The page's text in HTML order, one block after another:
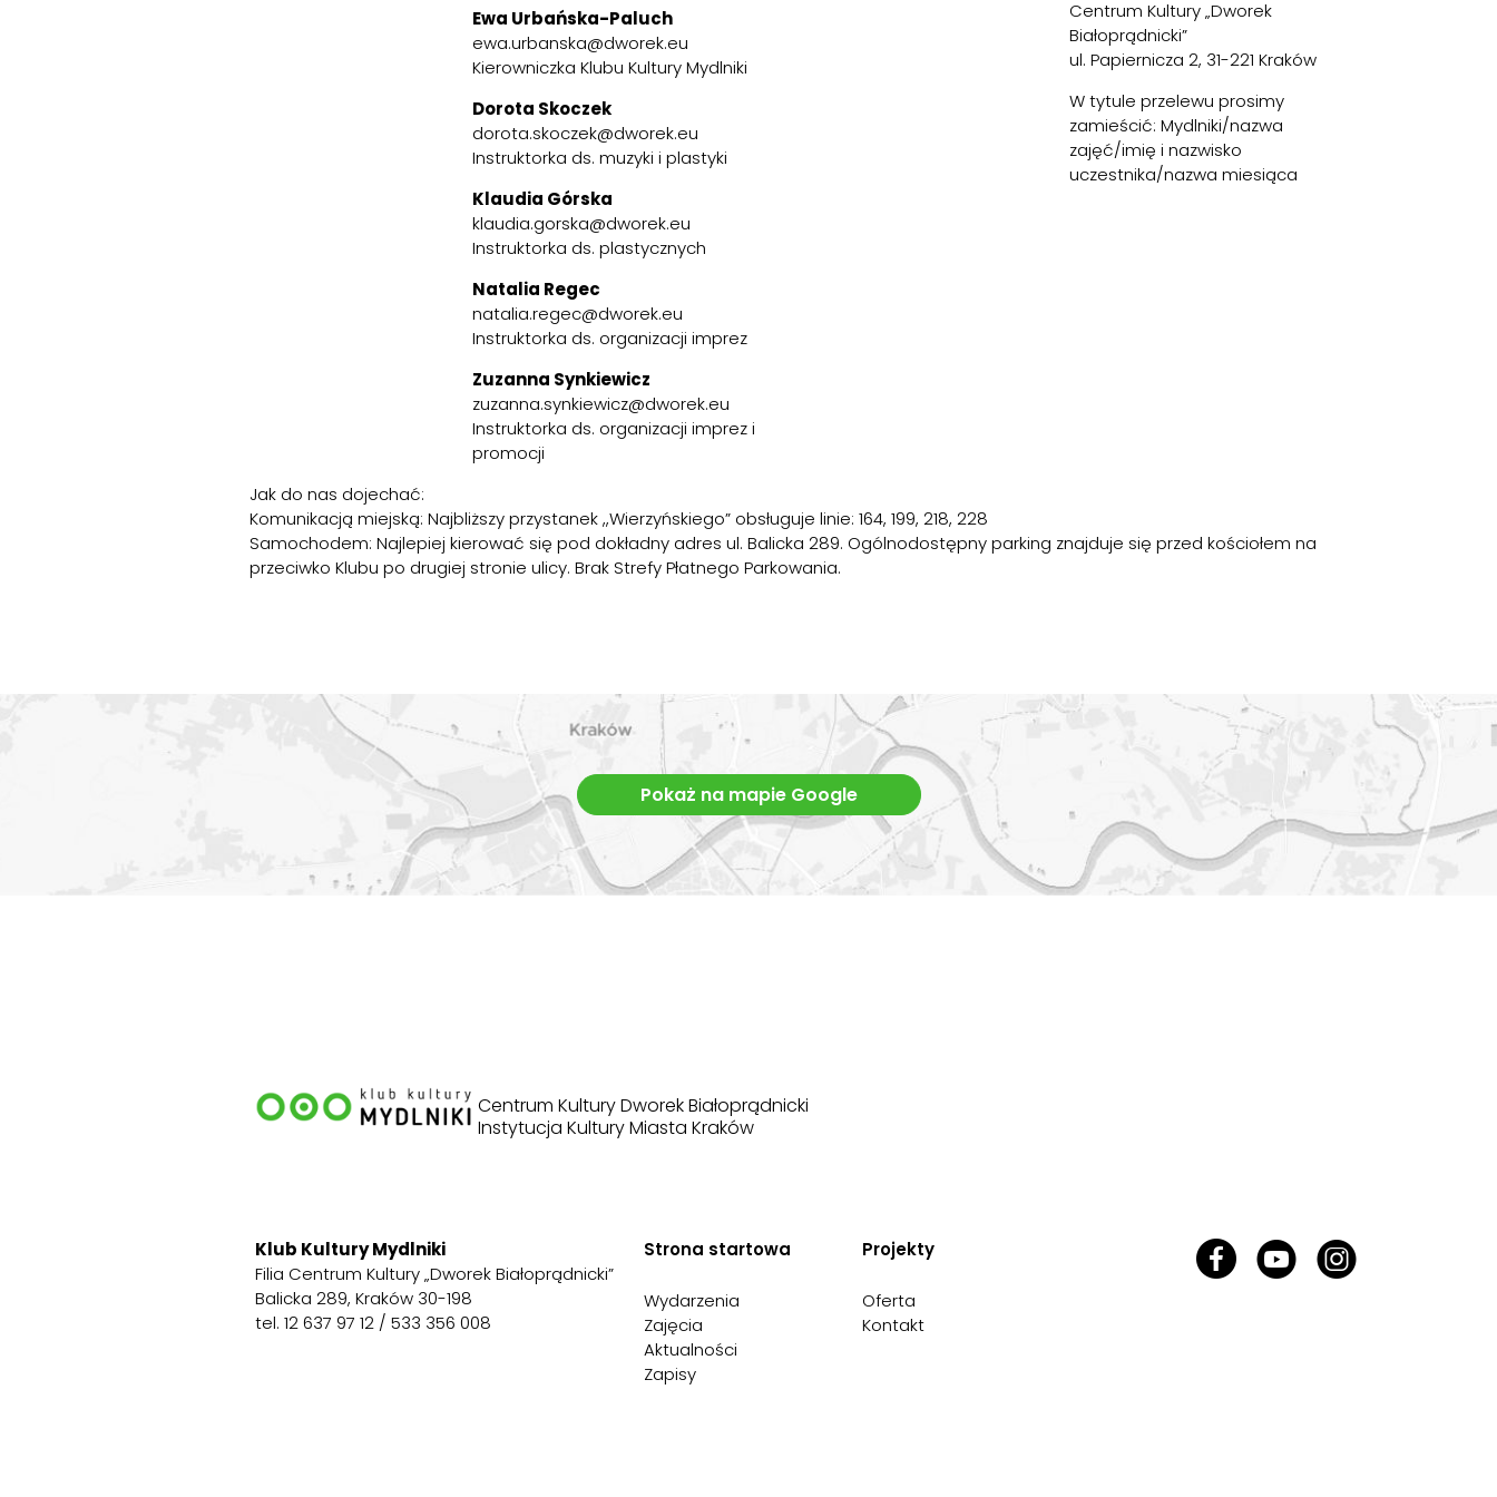
Ewa Urbańska-Paluch
ewa.urbanska@dworek.eu
Kierowniczka Klubu Kultury Mydlniki
Dorota Skoczek
dorota.skoczek@dworek.eu
Instruktorka ds. muzyki i plastyki
Klaudia Górska
klaudia.gorska@dworek.eu
Instruktorka ds. plastycznych
Natalia Regec
natalia.regec@dworek.eu
Instruktorka ds. organizacji imprez
Zuzanna Synkiewicz
zuzanna.synkiewicz@dworek.eu
Instruktorka ds. organizacji imprez i
promocji
Centrum Kultury „Dworek
Białoprądnicki”
ul. Papiernicza 2, 31-221 Kraków
W tytule przelewu prosimy
zamieścić: Mydlniki/nazwa
zajęć/imię i nazwisko
uczestnika/nazwa miesiąca
Jak do nas dojechać:
Komunikacją miejską: Najbliższy przystanek ,,Wierzyńskiego” obsługuje linie: 164, 199, 218, 228
Samochodem: Najlepiej kierować się pod dokładny adres ul. Balicka 289. Ogólnodostępny parking znajduje się przed kościołem na
przeciwko Klubu po drugiej stronie ulicy. Brak Strefy Płatnego Parkowania.
Pokaż na mapie Google
Centrum Kultury Dworek Białoprądnicki
Instytucja Kultury Miasta Kraków
Klub Kultury Mydlniki
Filia Centrum Kultury „Dworek Białoprądnicki”
Balicka 289, Kraków 30-198
tel. 12 637 97 12 / 533 356 008
Strona startowa
Wydarzenia
Zajęcia
Aktualności
Zapisy
Projekty
Oferta
Kontakt